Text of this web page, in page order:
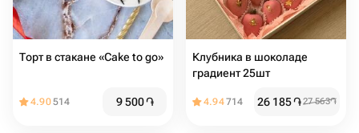
Торт в стакане «Cake to go»
4.90514 9 500֏
Клубника в шоколаде
градиент 25шт
4.94714 26 185֏27 563֏